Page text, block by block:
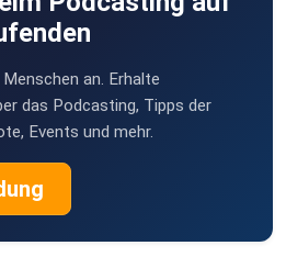
an. Erhalte
das Podcasting, Tipps der
Events und mehr.